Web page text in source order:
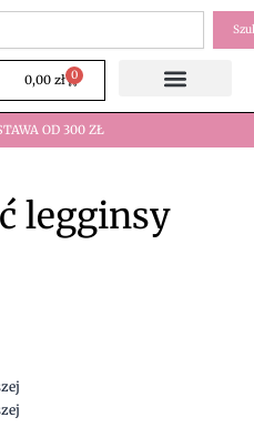
0,00 zł 0
Wózek
OD 300 ZŁ
legginsy